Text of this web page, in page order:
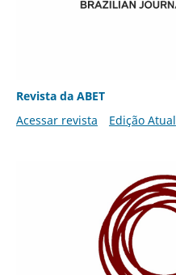
Revista da ABET
Acessar revista
Edição Atual